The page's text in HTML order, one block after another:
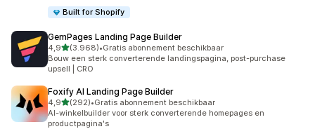
Built for Shopify
GemPages Landing Page Builder
4,9van 5 sterren
(3.968)
3968 recensies in totaal
•Gratis abonnement beschikbaar
Bouw een sterk converterende landingspagina, post-purchase
upsell | CRO
Foxify AI Landing Page Builder
4,9van 5 sterren
(292)
292 recensies in totaal
•Gratis abonnement beschikbaar
AI-winkelbuilder voor sterk converterende homepages en
productpagina's